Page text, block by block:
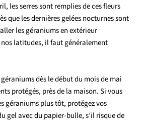
les serres sont remplies de ces fleurs
que les dernières gelées nocturnes sont
les géraniums en extérieur
latitudes, il faut généralement
dès le début du mois de mai
protégés, près de la maison. Si vous
géraniums plus tôt, protégez vos
gel avec du papier-bulle, s’il risque de